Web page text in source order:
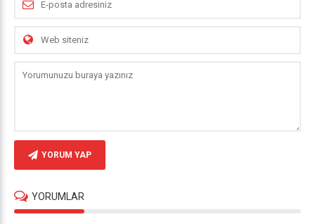
YORUM YAP
YORUMLAR